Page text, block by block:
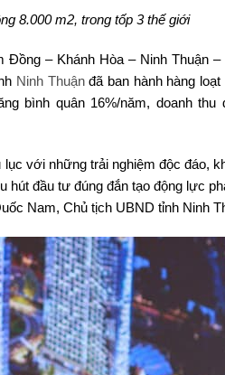
8.000 m2, trong tốp 3 thế giới
– Khánh Hòa – Ninh Thuận
Ninh Thuậnđã ban hành hàng
bình quân 16%/năm, doanh thu
với những trải nghiệm độc đáo,
đầu tư đúng đắn tạo động lực
Nam, Chủ tịch UBND tỉnh Ninh